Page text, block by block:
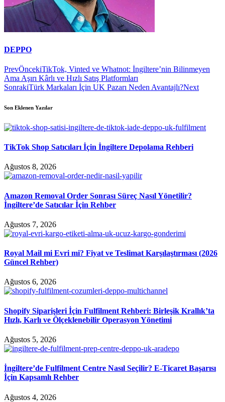
DEPPO
PrevÖncekiTikTok, Vinted ve Whatnot: İngiltere’nin Bilinmeyen
Ama Aşırı Kârlı ve Hızlı Satış Platformları
SonrakiTürk Markaları İçin UK Pazarı Neden Avantajlı?Next
Son Eklenen Yazılar
TikTok Shop Satıcıları İçin İngiltere Depolama Rehberi
Ağustos 8, 2026
Amazon Removal Order Sonrası Süreç Nasıl Yönetilir?
İngiltere’de Satıcılar İçin Rehber
Ağustos 7, 2026
Royal Mail mi Evri mi? Fiyat ve Teslimat Karşılaştırması (2026
Güncel Rehber)
Ağustos 6, 2026
Shopify Siparişleri İçin Fulfilment Rehberi: Birleşik Krallık’ta
Hızlı, Karlı ve Ölçeklenebilir Operasyon Yönetimi
Ağustos 5, 2026
İngiltere’de Fulfilment Centre Nasıl Seçilir? E-Ticaret Başarısı
İçin Kapsamlı Rehber
Ağustos 4, 2026